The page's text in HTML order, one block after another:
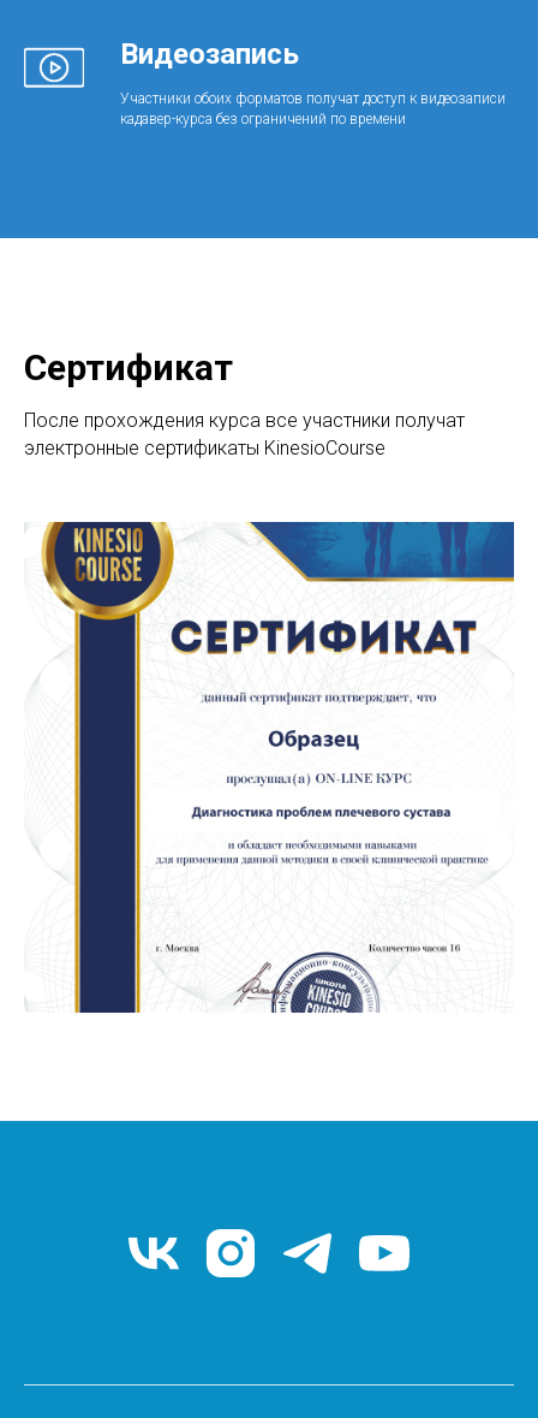
Видеозапись
Участники обоих форматов получат доступ к видеозаписи
кадавер-курса без ограничений по времени
Сертификат
После прохождения курса все участники получат
электронные сертификаты KinesioCourse